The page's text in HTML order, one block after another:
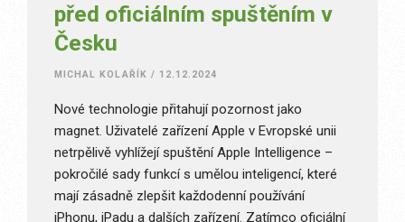
před oficiálním spuštěním v
Česku
MICHAL KOLAŘÍK / 12.12.2024
Nové technologie přitahují pozornost jako
magnet. Uživatelé zařízení Apple v Evropské unii
netrpělivě vyhlížejí spuštění Apple Intelligence –
pokročilé sady funkcí s umělou inteligencí, které
mají zásadně zlepšit každodenní používání
iPhonu, iPadu a dalších zařízení. Zatímco oficiální